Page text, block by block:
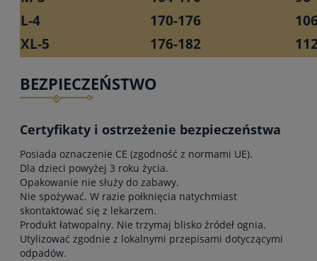
L-4
170-176
XL-5
176-182
BEZPIECZEŃSTWO
Certyfikaty i ostrzeżenie bezpieczeństwa
Posiada oznaczenie CE (zgodność z normami UE).
Dla dzieci powyżej 3 roku życia.
Opakowanie nie służy do zabawy.
Nie spożywać. W razie połknięcia natychmiast
skontaktować się z lekarzem.
Produkt łatwopalny. Nie trzymaj blisko źródeł ognia.
Utylizować zgodnie z lokalnymi przepisami dotyczącymi
odpadów.